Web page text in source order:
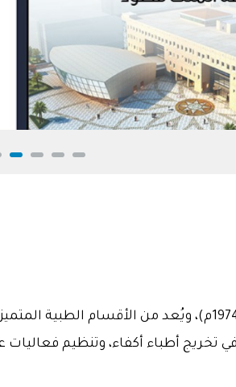
تأسس قسم طب وجراحة العيون عام 1394هـ (1974م)،
أطباء أكفاء، وتنظيم